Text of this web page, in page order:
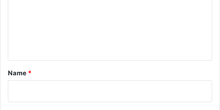
*
Name *